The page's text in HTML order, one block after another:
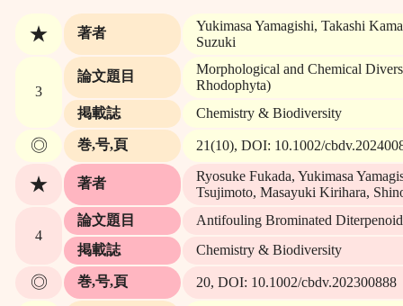
★ 著者
Yukimasa Yamagishi, Takashi
Suzuki
3
論文題目
Morphological and Chemical
Rhodophyta)
掲載誌
Chemistry & Biodiversity
◎ 巻,号,頁 21(10), DOI: 10.1002/
★ 著者
Ryosuke Fukada, Yukimasa
Tsujimoto, Masayuki Kirihara,
4
論文題目
Antifouling Brominated
掲載誌
Chemistry & Biodiversity
◎ 巻,号,頁 20, DOI: 10.1002/cbdv.202300888